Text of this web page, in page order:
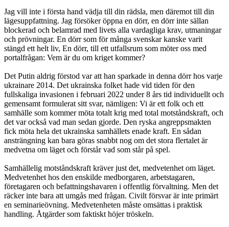
Jag vill inte i första hand vädja till din rädsla, men däremot till din
lägesuppfattning. Jag försöker öppna en dörr, en dörr inte sällan
blockerad och belamrad med livets alla vardagliga krav, utmaningar
och prövningar. En dörr som för många svenskar kanske varit
stängd ett helt liv, En dörr, till ett utfallsrum som möter oss med
portalfrågan: Vem är du om kriget kommer?
Det Putin aldrig förstod var att han sparkade in denna dörr hos varje
ukrainare 2014. Det ukrainska folket hade vid tiden för den
fullskaliga invasionen i februari 2022 under 8 års tid individuellt och
gemensamt formulerat sitt svar, nämligen: Vi är ett folk och ett
samhälle som kommer möta totalt krig med total motståndskraft, och
det var också vad man sedan gjorde. Den ryska angreppsmakten
fick möta hela det ukrainska samhällets enade kraft. En sådan
ansträngning kan bara göras snabbt nog om det stora flertalet är
medvetna om läget och förstår vad som står på spel.
Samhällelig motståndskraft kräver just det, medvetenhet om läget.
Medvetenhet hos den enskilde medborgaren, arbetstagaren,
företagaren och befattningshavaren i offentlig förvaltning. Men det
räcker inte bara att umgås med frågan. Civilt försvar är inte primärt
en seminarieövning. Medvetenheten måste omsättas i praktisk
handling. Åtgärder som faktiskt höjer tröskeln.